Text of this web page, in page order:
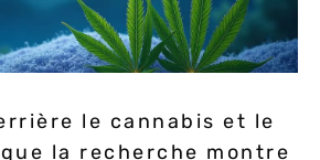
le cannabis et le
la recherche montre